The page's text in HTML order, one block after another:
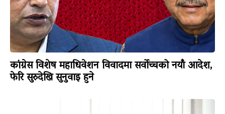
कांग्रेस विशेष महाधिवेशन विवादमा सर्वोच्चको नयाँ आदेश,
फेरि सुरुदेखि सुनुवाइ हुने